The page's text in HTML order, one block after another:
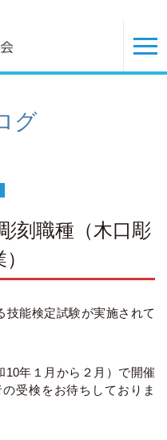
グ
刻職種（木口彫
技能検定試験が実施されて
10年１月から２月）で開催
受検をお待ちしておりま